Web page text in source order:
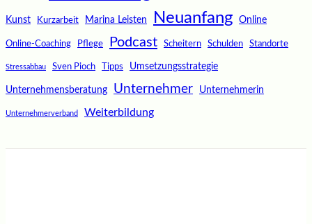
Kunst Kurzarbeit Marina Leisten Neuanfang Online
Online-Coaching Pflege Podcast Scheitern Schulden Standorte
Stressabbau Sven Pioch Tipps Umsetzungsstrategie
Unternehmensberatung Unternehmer Unternehmerin
Unternehmerverband Weiterbildung